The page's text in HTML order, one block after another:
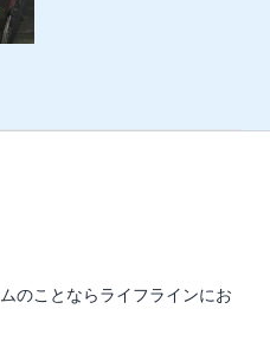
のことならライフラインにお